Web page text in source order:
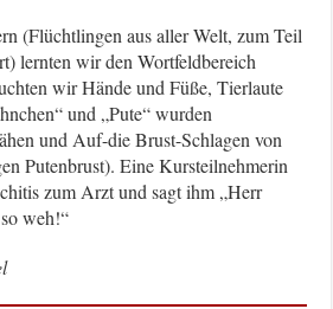
(Flüchtlingen aus aller Welt, zum Teil
lernten wir den Wortfeldbereich
wir Hände und Füße, Tierlaute
und „Pute“ wurden
und Auf-die Brust-Schlagen von
Putenbrust). Eine Kursteilnehmerin
zum Arzt und sagt ihm „Herr
weh!“